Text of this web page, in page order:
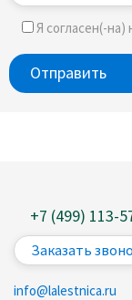
Я согласен(-на)
+7 (499) 113-
Заказать
info@lalestnica.ru